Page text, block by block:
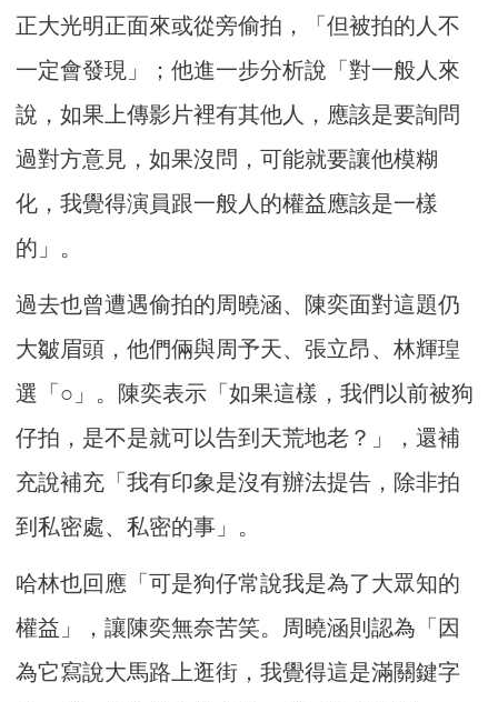
正大光明正面來或從旁偷拍，「但被拍的人不
一定會發現」；他進一步分析說「對一般人來
說，如果上傳影片裡有其他人，應該是要詢問
過對方意見，如果沒問，可能就要讓他模糊
化，我覺得演員跟一般人的權益應該是一樣
的」。
過去也曾遭遇偷拍的周曉涵、陳奕面對這題仍
大皺眉頭，他們倆與周予天、張立昂、林輝瑝
選「○」。陳奕表示「如果這樣，我們以前被狗
仔拍，是不是就可以告到天荒地老？」，還補
充說補充「我有印象是沒有辦法提告，除非拍
到私密處、私密的事」。
哈林也回應「可是狗仔常說我是為了大眾知的
權益」，讓陳奕無奈苦笑。周曉涵則認為「因
為它寫說大馬路上逛街，我覺得這是滿關鍵字